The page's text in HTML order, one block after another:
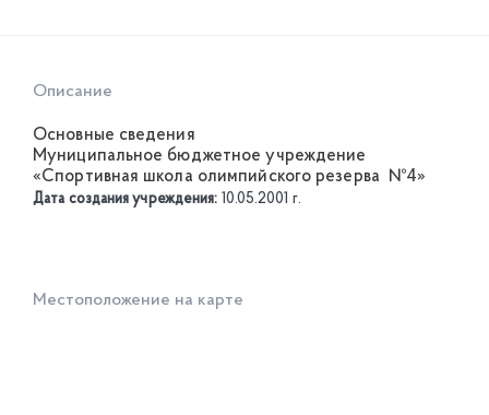
Описание
Основные сведения
Муниципальное бюджетное учреждение
«Спортивная школа олимпийского резерва №4»
Дата создания учреждения: 10.05.2001 г.
Местоположение на карте